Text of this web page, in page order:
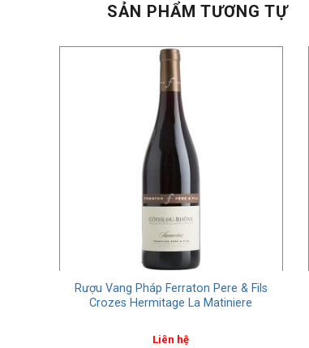
SẢN PHẨM TƯƠNG TỰ
Rượu Vang Pháp Ferraton Pere & Fils
Crozes Hermitage La Matiniere
Liên hệ